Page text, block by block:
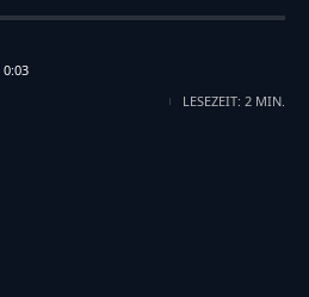
0:03
LESEZEIT: 2 MIN.